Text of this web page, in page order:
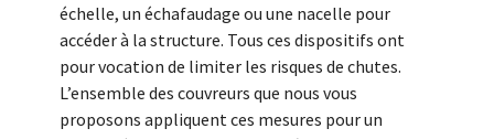
échelle, un échafaudage ou une nacelle pour
accéder à la structure. Tous ces dispositifs ont
pour vocation de limiter les risques de chutes.
L’ensemble des couvreurs que nous vous
proposons appliquent ces mesures pour un